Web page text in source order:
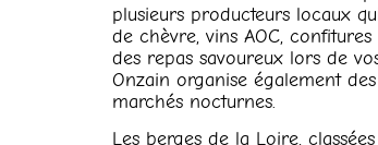
plusieurs producteurs locaux
de chèvre, vins AOC,
des repas savoureux lors de
Onzain organise également
marchés nocturnes.
Les berges de la Loire,